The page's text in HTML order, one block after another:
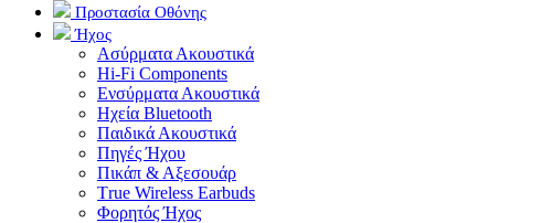
Προστασία Οθόνης
Ήχος
Ασύρματα Ακουστικά
Hi-Fi Components
Ενσύρματα Ακουστικά
Ηχεία Bluetooth
Παιδικά Ακουστικά
Πηγές Ήχου
Πικάπ & Αξεσουάρ
Τrue Wireless Earbuds
Φορητός Ήχος